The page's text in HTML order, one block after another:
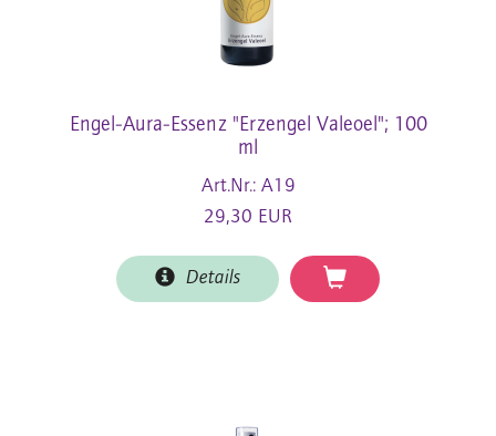
Engel-Aura-Essenz "Erzengel Valeoel"; 100
ml
Art.Nr.: A19
29,30 EUR
Details